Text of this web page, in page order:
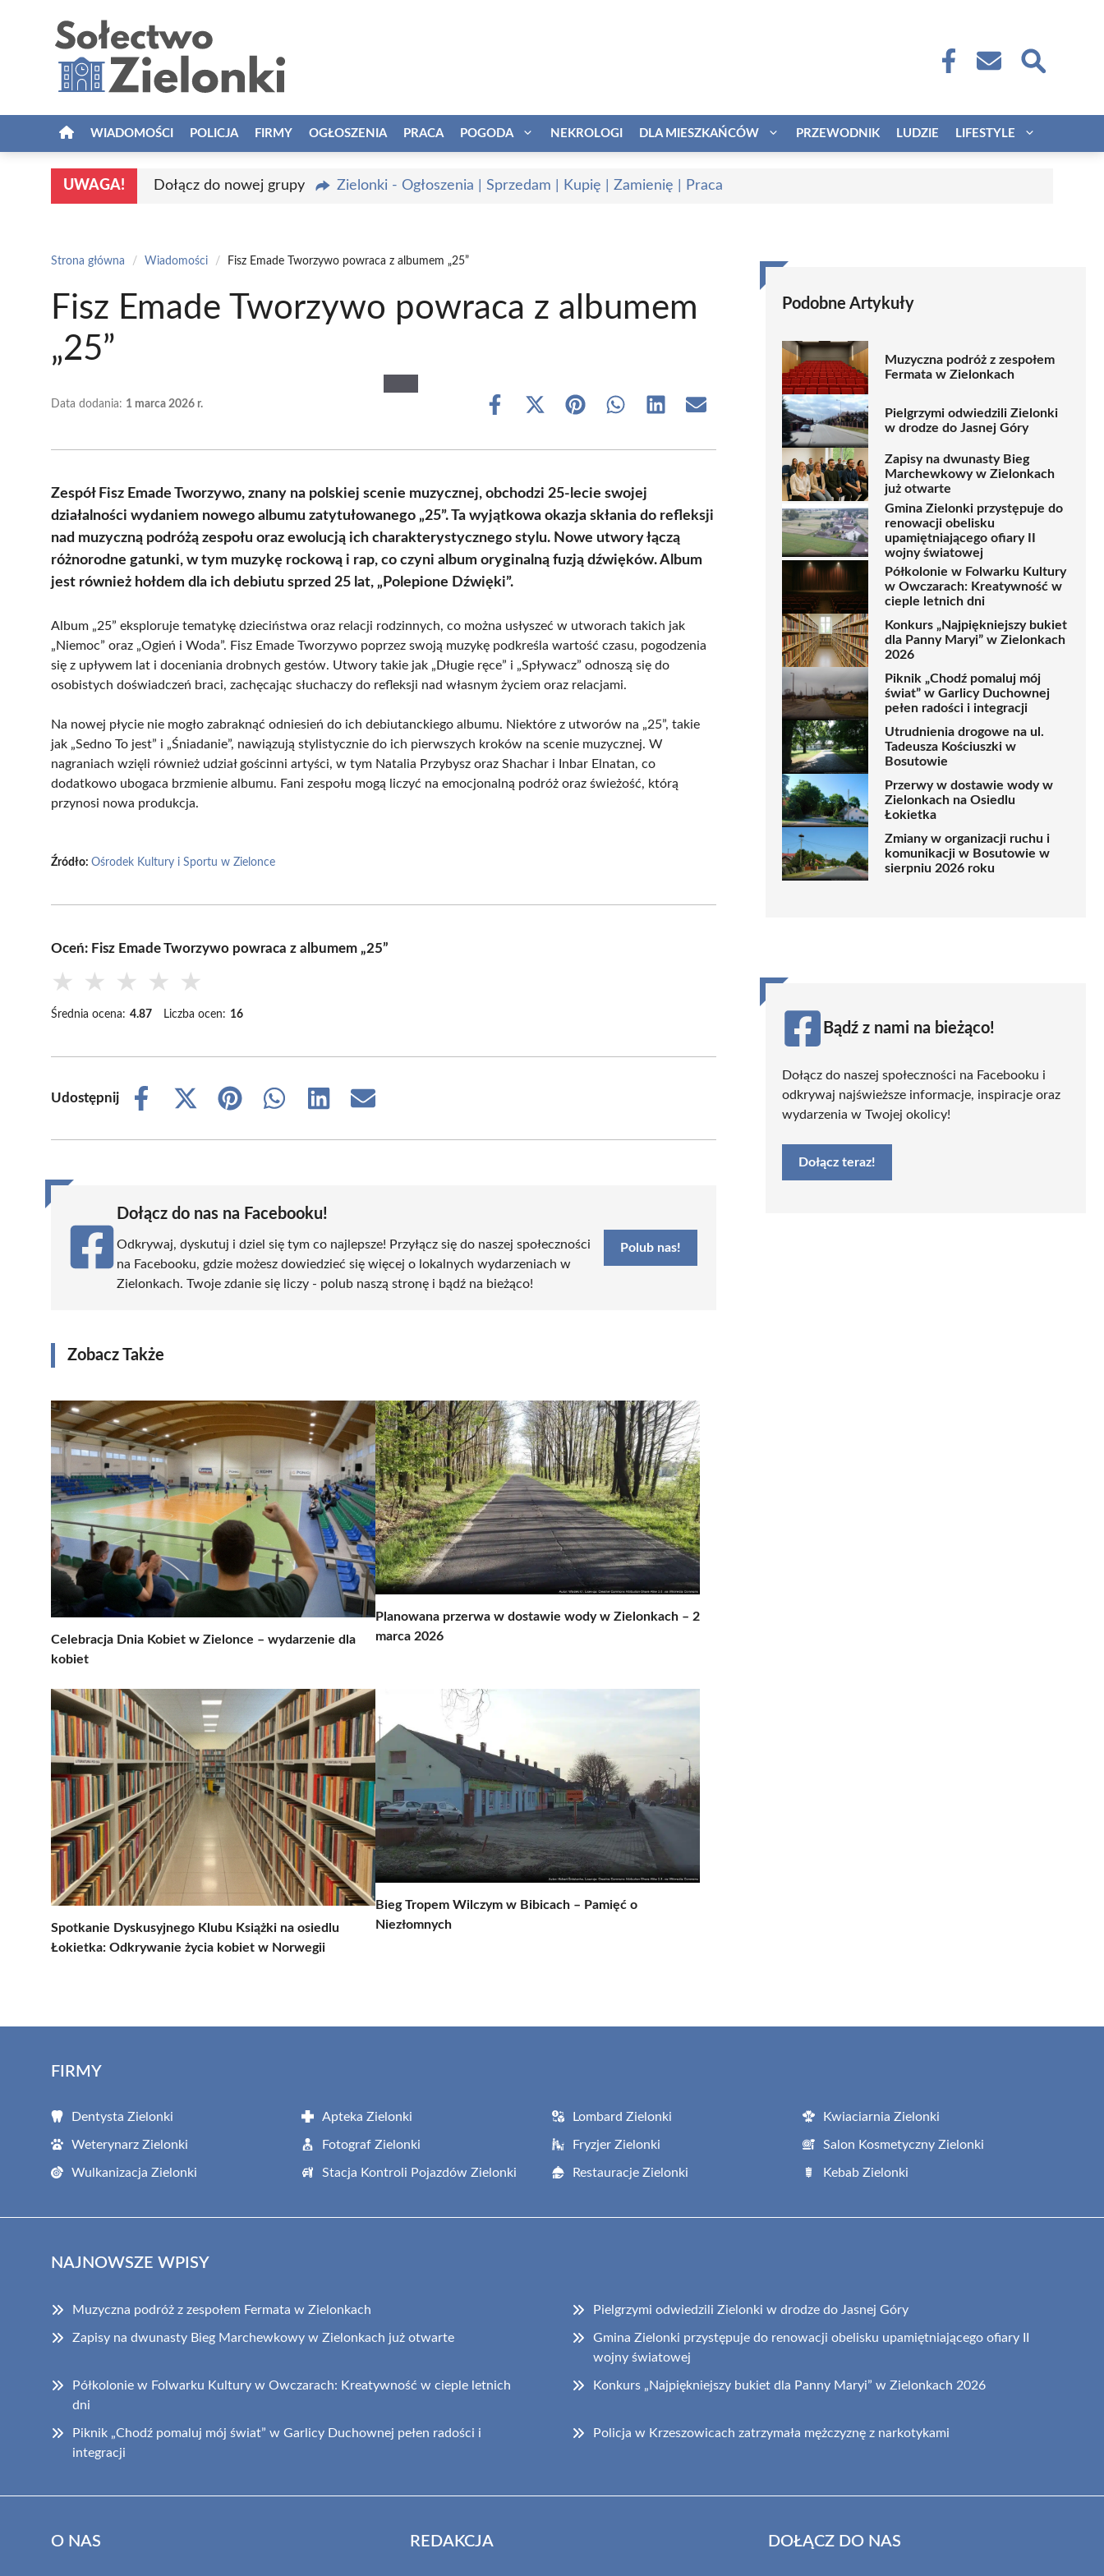
WIADOMOŚCI POLICJA FIRMY OGŁOSZENIA PRACA POGODA NEKROLOGI DLA MIESZKAŃCÓW PRZEWODNIK LUDZIE LIFESTYLE
UWAGA! Dołącz do nowej grupy Zielonki - Ogłoszenia | Sprzedam | Kupię | Zamienię | Praca
Strona główna / Wiadomości / Fisz Emade Tworzywo powraca z albumem „25”
Fisz Emade Tworzywo powraca z albumem
„25”
Data dodania: 1 marca 2026 r.
Share
Share
(Twitter)
Share Share Share Share
Zespół Fisz Emade Tworzywo, znany na polskiej scenie muzycznej, obchodzi 25-lecie swojej
działalności wydaniem nowego albumu zatytułowanego „25”. Ta wyjątkowa okazja skłania do refleksji
nad muzyczną podróżą zespołu oraz ewolucją ich charakterystycznego stylu. Nowe utwory łączą
różnorodne gatunki, w tym muzykę rockową i rap, co czyni album oryginalną fuzją dźwięków. Album
jest również hołdem dla ich debiutu sprzed 25 lat, „Polepione Dźwięki”.
Album „25” eksploruje tematykę dzieciństwa oraz relacji rodzinnych, co można usłyszeć w utworach takich jak
„Niemoc” oraz „Ogień i Woda”. Fisz Emade Tworzywo poprzez swoją muzykę podkreśla wartość czasu, pogodzenia
się z upływem lat i doceniania drobnych gestów. Utwory takie jak „Długie ręce” i „Spływacz” odnoszą się do
osobistych doświadczeń braci, zachęcając słuchaczy do refleksji nad własnym życiem oraz relacjami.
Na nowej płycie nie mogło zabraknąć odniesień do ich debiutanckiego albumu. Niektóre z utworów na „25”, takie
jak „Sedno To jest” i „Śniadanie”, nawiązują stylistycznie do ich pierwszych kroków na scenie muzycznej. W
nagraniach wzięli również udział gościnni artyści, w tym Natalia Przybysz oraz Shachar i Inbar Elnatan, co
dodatkowo ubogaca brzmienie albumu. Fani zespołu mogą liczyć na emocjonalną podróż oraz świeżość, którą
przynosi nowa produkcja.
Źródło: Ośrodek Kultury i Sportu w Zielonce
Oceń: Fisz Emade Tworzywo powraca z albumem „25”
★ ★ ★ ★ ★
Średnia ocena: 4.87 Liczba ocen: 16
Udostępnij
Share
Share
(Twitter)
Share
Share
Share
Share
Dołącz do nas na Facebooku!
Odkrywaj, dyskutuj i dziel się tym co najlepsze! Przyłącz się do naszej społeczności
na Facebooku, gdzie możesz dowiedzieć się więcej o lokalnych wydarzeniach w
Zielonkach. Twoje zdanie się liczy - polub naszą stronę i bądź na bieżąco!
Polub nas!
Zobacz Także
Celebracja Dnia Kobiet w Zielonce – wydarzenie dla
kobiet
Planowana przerwa w dostawie wody w Zielonkach – 2
marca 2026
Spotkanie Dyskusyjnego Klubu Książki na osiedlu
Łokietka: Odkrywanie życia kobiet w Norwegii
Bieg Tropem Wilczym w Bibicach – Pamięć o
Niezłomnych
Podobne Artykuły
Muzyczna podróż z zespołem
Fermata w Zielonkach
Pielgrzymi odwiedzili Zielonki
w drodze do Jasnej Góry
Zapisy na dwunasty Bieg
Marchewkowy w Zielonkach
już otwarte
Gmina Zielonki przystępuje do
renowacji obelisku
upamiętniającego ofiary II
wojny światowej
Półkolonie w Folwarku Kultury
w Owczarach: Kreatywność w
cieple letnich dni
Konkurs „Najpiękniejszy bukiet
dla Panny Maryi” w Zielonkach
2026
Piknik „Chodź pomaluj mój
świat” w Garlicy Duchownej
pełen radości i integracji
Utrudnienia drogowe na ul.
Tadeusza Kościuszki w
Bosutowie
Przerwy w dostawie wody w
Zielonkach na Osiedlu
Łokietka
Zmiany w organizacji ruchu i
komunikacji w Bosutowie w
sierpniu 2026 roku
Bądź z nami na bieżąco!
Dołącz do naszej społeczności na Facebooku i
odkrywaj najświeższe informacje, inspiracje oraz
wydarzenia w Twojej okolicy!
Dołącz teraz!
FIRMY
Dentysta Zielonki Apteka Zielonki Lombard Zielonki Kwiaciarnia Zielonki
Weterynarz Zielonki Fotograf Zielonki Fryzjer Zielonki Salon Kosmetyczny Zielonki
Wulkanizacja Zielonki Stacja Kontroli Pojazdów Zielonki Restauracje Zielonki Kebab Zielonki
NAJNOWSZE WPISY
Muzyczna podróż z zespołem Fermata w Zielonkach Pielgrzymi odwiedzili Zielonki w drodze do Jasnej Góry
Zapisy na dwunasty Bieg Marchewkowy w Zielonkach już otwarte
Gmina Zielonki przystępuje do renowacji obelisku upamiętniającego ofiary II
wojny światowej
Półkolonie w Folwarku Kultury w Owczarach: Kreatywność w cieple letnich
dni
Konkurs „Najpiękniejszy bukiet dla Panny Maryi” w Zielonkach 2026
Piknik „Chodź pomaluj mój świat” w Garlicy Duchownej pełen radości i
integracji
Policja w Krzeszowicach zatrzymała mężczyznę z narkotykami
O NAS REDAKCJA DOŁĄCZ DO NAS